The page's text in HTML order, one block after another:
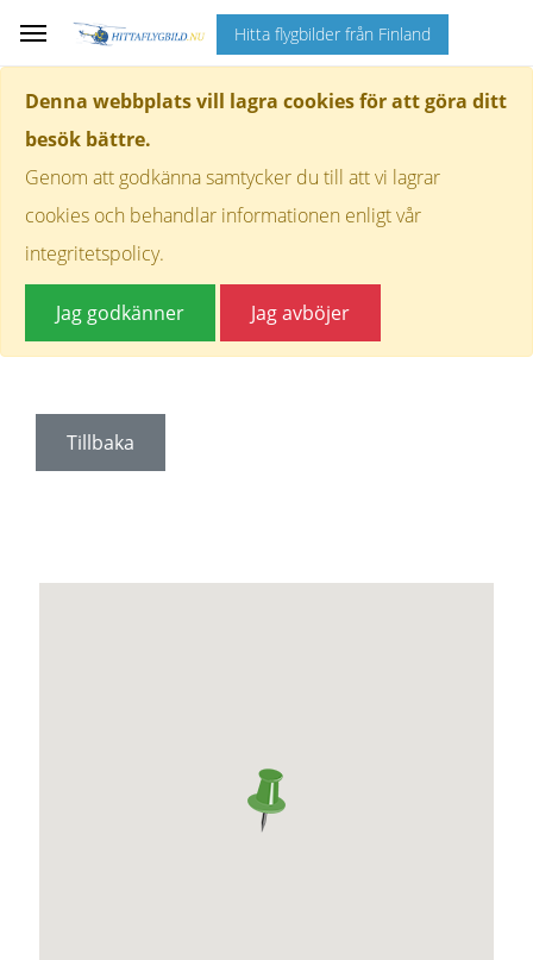
Denna webbplats vill lagra cookies för att göra ditt
besök bättre.
Genom att godkänna samtycker du till att vi lagrar
cookies och behandlar informationen enligt vår
integritetspolicy.
Jag godkänner Jag avböjer
Hitta flygbilder från Finland
Tillbaka